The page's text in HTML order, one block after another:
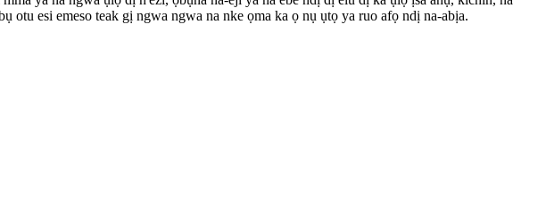
esi emeso teak gị ngwa ngwa na nke ọma ka ọ nụ ụtọ ya ruo afọ ndị na-abịa.